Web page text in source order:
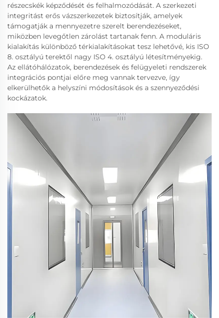
részecskék képződését és felhalmozódását. A szerkezeti
integritást erős vázszerkezetek biztosítják, amelyek
támogatják a mennyezetre szerelt berendezéseket,
miközben levegőtlen zárolást tartanak fenn. A moduláris
kialakítás különböző térkialakításokat tesz lehetővé, kis ISO
8. osztályú terektől nagy ISO 4. osztályú létesítményekig.
Az ellátóhálózatok, berendezések és felügyeleti rendszerek
integrációs pontjai előre meg vannak tervezve, így
elkerülhetők a helyszíni módosítások és a szennyeződési
kockázatok.